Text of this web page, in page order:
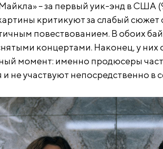
– за первый уик-энд в США
критикуют за слабый
повествованием. В обоих
концертами. Наконец, у
момент: именно продюсеры
не участвуют непосредственно в